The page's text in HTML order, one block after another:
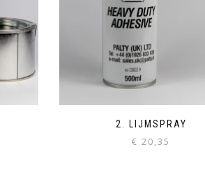
2. LIJMSPRAY
€ 20,35